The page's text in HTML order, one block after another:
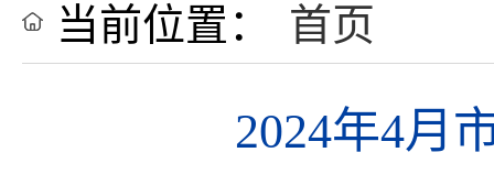
当前位置： 首页
2024年4月